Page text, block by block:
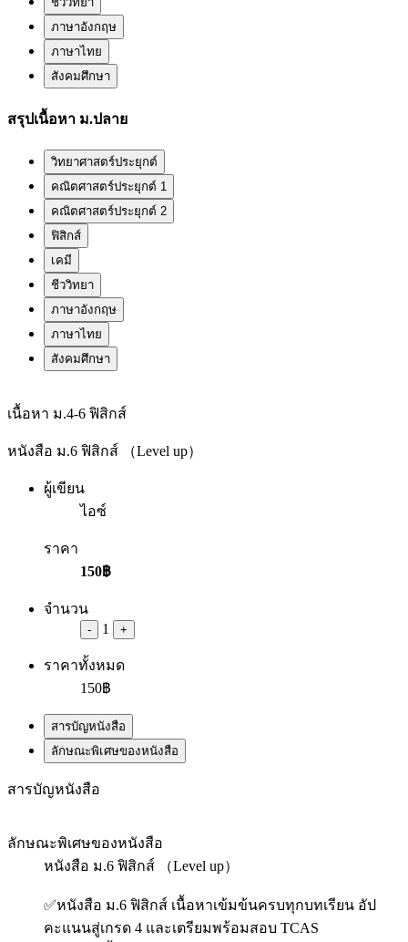
ภาษาอังกฤษ
ภาษาไทย
สังคมศึกษา
สรุปเนื้อหา ม.ปลาย
วิทยาศาสตร์ประยุกต์
คณิตศาสตร์ประยุกต์ 1
คณิตศาสตร์ประยุกต์ 2
ฟิสิกส์
เคมี
ชีววิทยา
ภาษาอังกฤษ
ภาษาไทย
สังคมศึกษา
เนื้อหา ม.4-6 ฟิสิกส์
หนังสือ ม.6 ฟิสิกส์ （Level up）
ผู้เขียน
ไอซ์
ราคา
150฿
จำนวน
- 1 +
ราคาทั้งหมด
150฿
สารบัญหนังสือ
ลักษณะพิเศษของหนังสือ
สารบัญหนังสือ
ลักษณะพิเศษของหนังสือ
หนังสือ ม.6 ฟิสิกส์ （Level up）
✅หนังสือ ม.6 ฟิสิกส์ เนื้อหาเข้มข้นครบทุกบทเรียน อัป
คะแนนสู่เกรด 4 และเตรียมพร้อมสอบ TCAS